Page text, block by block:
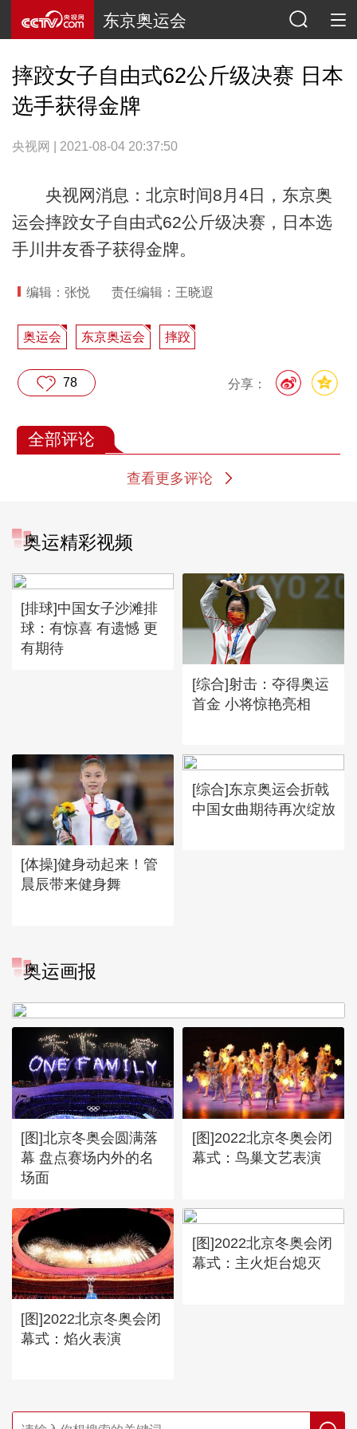
东京奥运会
摔跤女子自由式62公斤级决赛 日本
选手获得金牌
央视网 | 2021-08-04 20:37:50
央视网消息：北京时间8月4日，东京奥
运会摔跤女子自由式62公斤级决赛，日本选
手川井友香子获得金牌。
编辑：张悦 责任编辑：王晓遐
奥运会 东京奥运会 摔跤
分享：
78
全部评论
查看更多评论
奥运精彩视频
[排球]中国女子沙滩排
球：有惊喜 有遗憾 更
有期待
[综合]射击：夺得奥运
首金 小将惊艳亮相
[体操]健身动起来！管
晨辰带来健身舞
[综合]东京奥运会折戟
中国女曲期待再次绽放
奥运画报
[图]冬奥会冬残奥会表彰大会
[图]北京冬奥会圆满落
幕 盘点赛场内外的名
场面
[图]2022北京冬奥会闭
幕式：鸟巢文艺表演
[图]2022北京冬奥会闭
幕式：焰火表演
[图]2022北京冬奥会闭
幕式：主火炬台熄灭